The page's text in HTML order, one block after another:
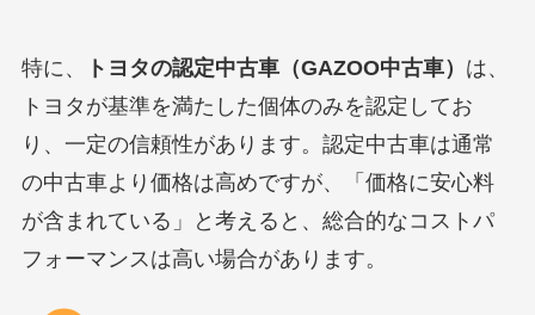
特に、 トヨタの認定中古車（GAZOO中古車） は、
トヨタが基準を満たした個体のみを認定してお
り、一定の信頼性があります。認定中古車は通常
の中古車より価格は高めですが、「価格に安心料
が含まれている」と考えると、総合的なコストパ
フォーマンスは高い場合があります。